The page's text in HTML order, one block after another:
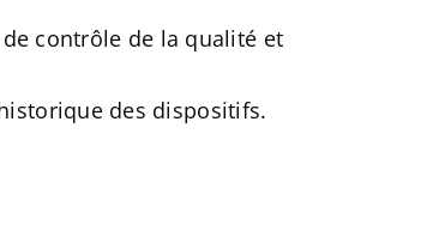
contrôle de la qualité et
des dispositifs.